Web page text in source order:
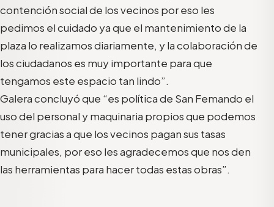
contención social de los vecinos por eso les
pedimos el cuidado ya que el mantenimiento de la
plaza lo realizamos diariamente, y la colaboración de
los ciudadanos es muy importante para que
tengamos este espacio tan lindo”.
Galera concluyó que “es política de San Femando el
uso del personal y maquinaria propios que podemos
tener gracias a que los vecinos pagan sus tasas
municipales, por eso les agradecemos que nos den
las herramientas para hacer todas estas obras”.